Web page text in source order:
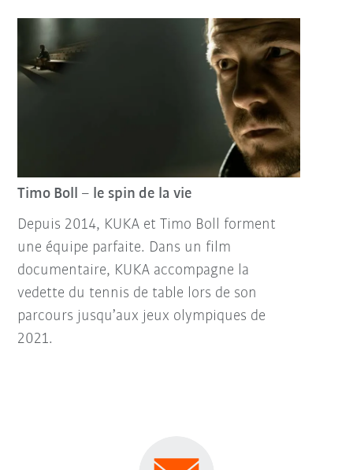
Timo Boll – le spin de la vie
Depuis 2014, KUKA et Timo Boll forment
une équipe parfaite. Dans un film
documentaire, KUKA accompagne la
vedette du tennis de table lors de son
parcours jusqu’aux jeux olympiques de
2021.